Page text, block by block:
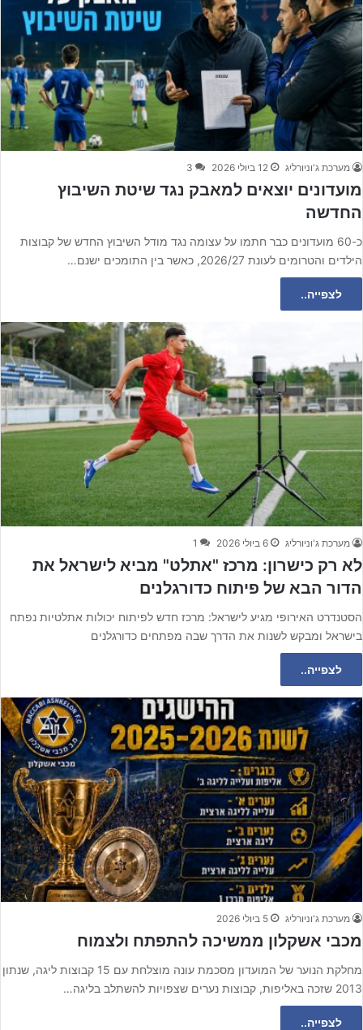
מערכת ג'וניורליג 12 ביולי 2026 3
מועדונים יוצאים למאבק נגד שיטת השיבוץ
החדשה
כ-60 מועדונים כבר חתמו על עצומה נגד מודל השיבוץ החדש של קבוצות
הילדים והטרומים לעונת 2026/27, כאשר בין התומכים ישנם…
לצפייה..
מערכת ג'וניורליג 6 ביולי 2026 1
לא רק כישרון: מרכז "אתלט" מביא לישראל את
הדור הבא של פיתוח כדורגלנים
הסטנדרט האירופי מגיע לישראל: מרכז חדש לפיתוח יכולות אתלטיות נפתח
בישראל ומבקש לשנות את הדרך שבה מפתחים כדורגלנים
לצפייה..
מערכת ג'וניורליג 5 ביולי 2026
מכבי אשקלון ממשיכה להתפתח ולצמוח
מחלקת הנוער של המועדון מסכמת עונה מוצלחת עם 15 קבוצות ליגה, שנתון
2013 שזכה באליפות, קבוצות נערים שצפויות להשתלב בליגה…
לצפייה..